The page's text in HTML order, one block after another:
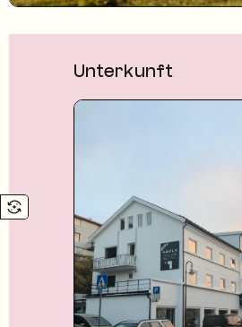
Unterkunft